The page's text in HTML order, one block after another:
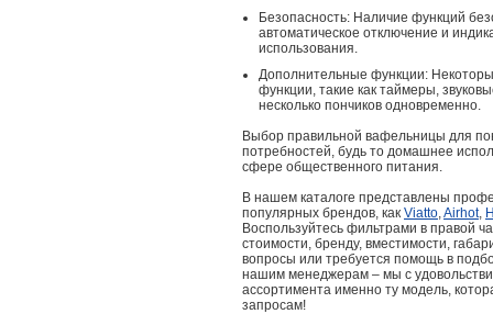
Безопасность: Наличие функций
автоматическое отключение и
использования.
Дополнительные функции:
функции, такие как таймеры,
несколько пончиков одновременно.
Выбор правильной вафельницы для
потребностей, будь то домашнее
сфере общественного питания.
В нашем каталоге представлены
популярных брендов, как Viatto,Airhot,
Воспользуйтесь фильтрами в правой
стоимости, бренду, вместимости,
вопросы или требуется помощь в
нашим менеджерам – мы с
ассортимента именно ту модель,
запросам!